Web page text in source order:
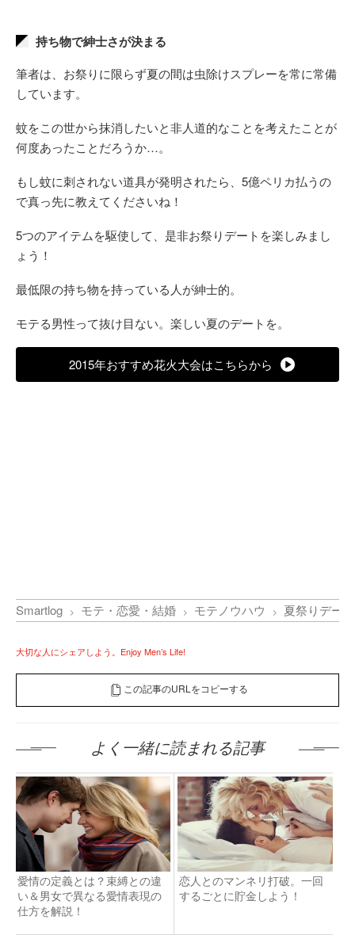
持ち物で紳士さが決まる
筆者は、お祭りに限らず夏の間は虫除けスプレーを常に常備
しています。
蚊をこの世から抹消したいと非人道的なことを考えたことが
何度あったことだろうか…。
もし蚊に刺されない道具が発明されたら、5億ペリカ払うの
で真っ先に教えてくださいね！
5つのアイテムを駆使して、是非お祭りデートを楽しみまし
ょう！
最低限の持ち物を持っている人が紳士的。
モテる男性って抜け目ない。楽しい夏のデートを。
2015年おすすめ花火大会はこちらから
Smartlog モテ・恋愛・結婚 モテノウハウ 夏祭りデー
大切な人にシェアしよう。Enjoy Men’s Life!
この記事のURLをコピーする
よく一緒に読まれる記事
愛情の定義とは？束縛との違
い＆男女で異なる愛情表現の
仕方を解説！
恋人とのマンネリ打破。一回
するごとに貯金しよう！